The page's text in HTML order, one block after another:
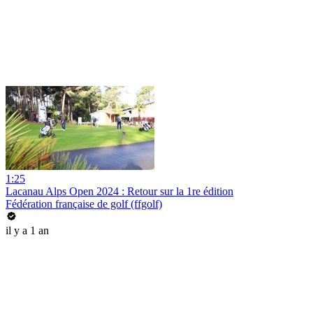
1:25
Lacanau Alps Open 2024 : Retour sur la 1re édition
Fédération française de golf (ffgolf)
il y a 1 an